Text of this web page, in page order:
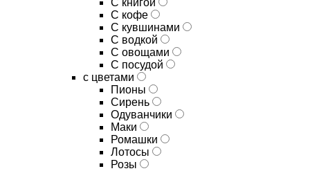
C книгой
C кофе
C кувшинами
C водкой
C овощами
C посудой
с цветами
Пионы
Сирень
Одуванчики
Маки
Ромашки
Лотосы
Розы